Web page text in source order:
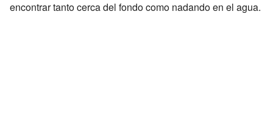
encontrar tanto cerca del fondo como nadando en el agua.